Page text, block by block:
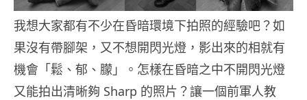
我想大家都有不少在昏暗環境下拍照的經驗吧？如
果沒有帶腳架，又不想開閃光燈，影出來的相就有
機會「鬆、郁、朦」。怎樣在昏暗之中不開閃光燈
又能拍出清晰夠 Sharp 的照片？讓一個前軍人教